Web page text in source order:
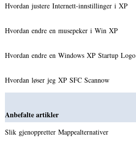
Hvordan justere Internett-innstillinger i XP
Hvordan endre en musepeker i Win XP
Hvordan endre en Windows XP Startup Logo
Hvordan løser jeg XP SFC Scannow
Anbefalte artikler
Slik gjenoppretter Mappealternativer